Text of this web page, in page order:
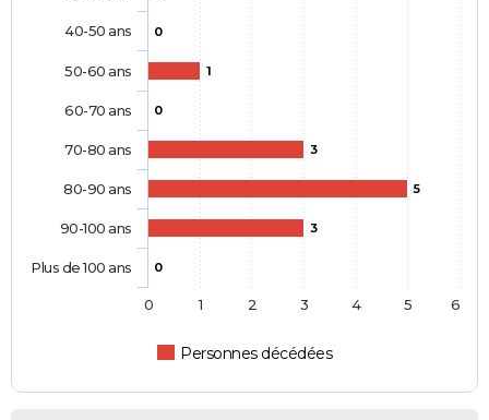
0
1
0
3
5
3
0
Personnes décédées
40-50 ans
50-60 ans
60-70 ans
70-80 ans
80-90 ans
90-100 ans
Plus de 100 ans
0 1 2 3 4 5 6